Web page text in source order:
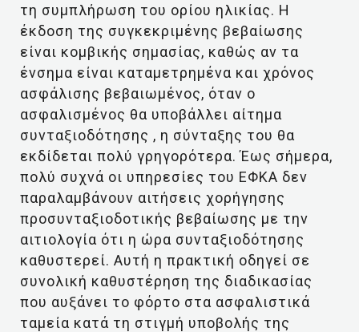
τη συμπλήρωση του ορίου ηλικίας. Η
έκδοση της συγκεκριμένης βεβαίωσης
είναι κομβικής σημασίας, καθώς αν τα
ένσημα είναι καταμετρημένα και χρόνος
ασφάλισης βεβαιωμένος, όταν ο
ασφαλισμένος θα υποβάλλει αίτημα
συνταξιοδότησης , η σύνταξης του θα
εκδίδεται πολύ γρηγορότερα. Έως σήμερα,
πολύ συχνά οι υπηρεσίες του ΕΦΚΑ δεν
παραλαμβάνουν αιτήσεις χορήγησης
προσυνταξιοδοτικής βεβαίωσης με την
αιτιολογία ότι η ώρα συνταξιοδότησης
καθυστερεί. Αυτή η πρακτική οδηγεί σε
συνολική καθυστέρηση της διαδικασίας
που αυξάνει το φόρτο στα ασφαλιστικά
ταμεία κατά τη στιγμή υποβολής της